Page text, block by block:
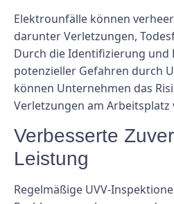
Elektrounfälle können
darunter Verletzungen,
Durch die Identifizierung und
potenzieller Gefahren durch
können Unternehmen das
Verletzungen am
Verbesserte
Leistung
Regelmäßige UVV-